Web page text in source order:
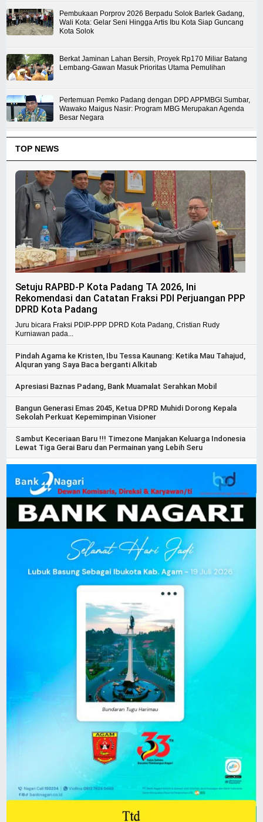
Pembukaan Porprov 2026 Berpadu Solok Barlek Gadang,
Wali Kota: Gelar Seni Hingga Artis Ibu Kota Siap Guncang
Kota Solok
Berkat Jaminan Lahan Bersih, Proyek Rp170 Miliar Batang
Lembang-Gawan Masuk Prioritas Utama Pemulihan
Pertemuan Pemko Padang dengan DPD APPMBGI Sumbar,
Wawako Maigus Nasir: Program MBG Merupakan Agenda
Besar Negara
TOP NEWS
Setuju RAPBD-P Kota Padang TA 2026, Ini
Rekomendasi dan Catatan Fraksi PDI Perjuangan PPP
DPRD Kota Padang
Juru bicara Fraksi PDIP-PPP DPRD Kota Padang, Cristian Rudy
Kurniawan pada...
Pindah Agama ke Kristen, Ibu Tessa Kaunang: Ketika Mau Tahajud,
Alquran yang Saya Baca berganti Alkitab
Apresiasi Baznas Padang, Bank Muamalat Serahkan Mobil
Bangun Generasi Emas 2045, Ketua DPRD Muhidi Dorong Kepala
Sekolah Perkuat Kepemimpinan Visioner
Sambut Keceriaan Baru !!! Timezone Manjakan Keluarga Indonesia
Lewat Tiga Gerai Baru dan Permainan yang Lebih Seru